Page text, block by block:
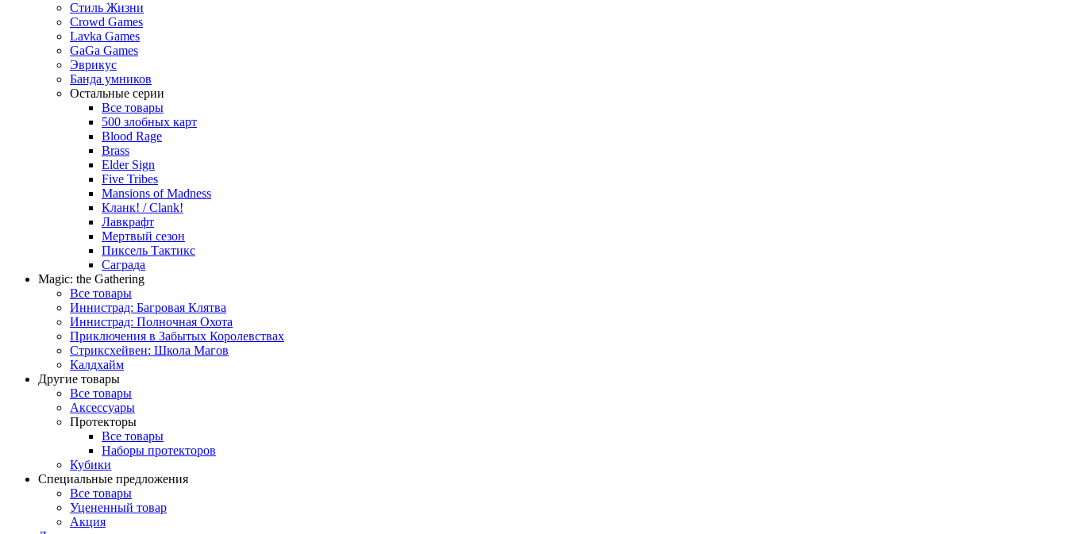
Стиль Жизни
Crowd Games
Lavka Games
GaGa Games
Эврикус
Банда умников
Остальные серии
Все товары
500 злобных карт
Blood Rage
Brass
Elder Sign
Five Tribes
Mansions of Madness
Кланк! / Clank!
Лавкрафт
Мертвый сезон
Пиксель Тактикс
Саграда
Magic: the Gathering
Все товары
Иннистрад: Багровая Клятва
Иннистрад: Полночная Охота
Приключения в Забытых Королевствах
Стриксхейвен: Школа Магов
Калдхайм
Другие товары
Все товары
Аксессуары
Протекторы
Все товары
Наборы протекторов
Кубики
Специальные предложения
Все товары
Уцененный товар
Акция